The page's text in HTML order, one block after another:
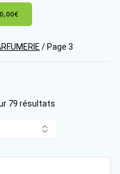
0,00€
/ Page 3
79 résultats